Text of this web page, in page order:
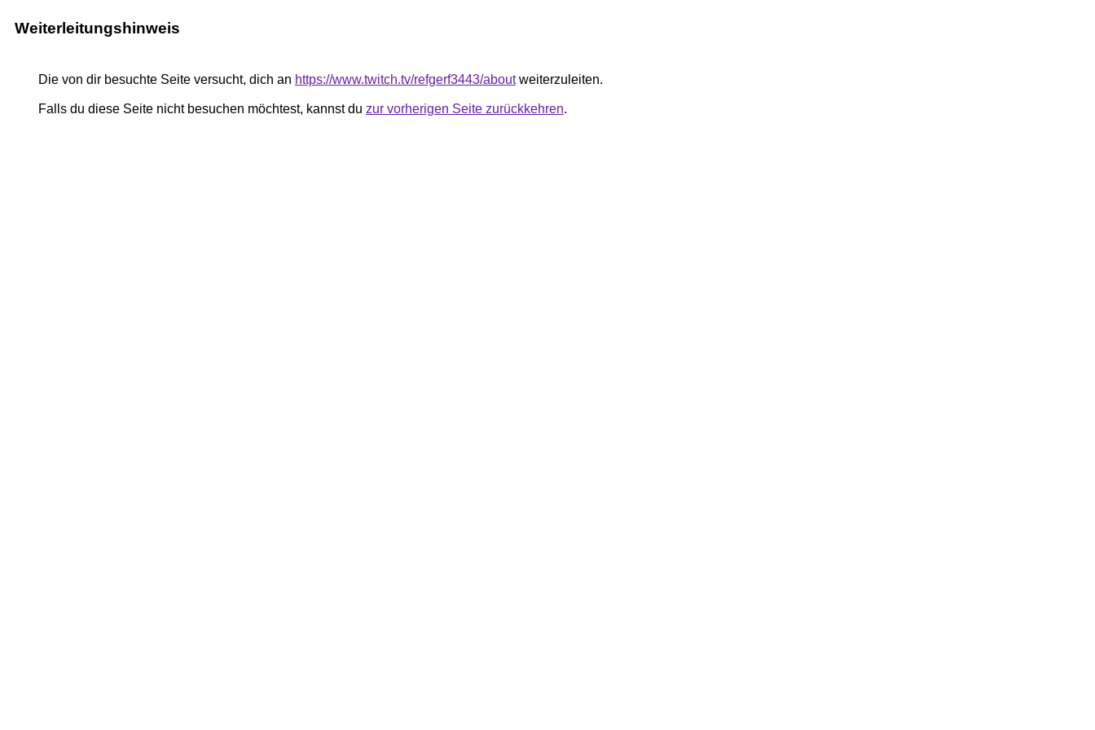
Weiterleitungshinweis
Die von dir besuchte Seite versucht, dich an https://www.twitch.tv/refgerf3443/aboutweiterzuleiten.
Falls du diese Seite nicht besuchen möchtest, kannst du zur vorherigen Seite zurückkehren.